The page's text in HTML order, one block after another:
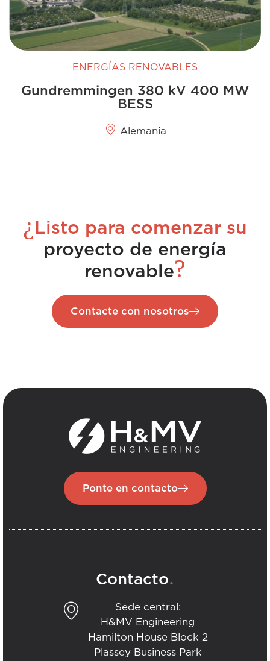
ENERGÍAS RENOVABLES
Gundremmingen 380 kV 400 MW
BESS
Alemania
¿ Listo para comenzar su
proyecto de energía
renovable?
Contacte con nosotros
Ponte en contacto
Contacto.
Sede central:
H&MV Engineering
Hamilton House Block 2
Plassey Business Park